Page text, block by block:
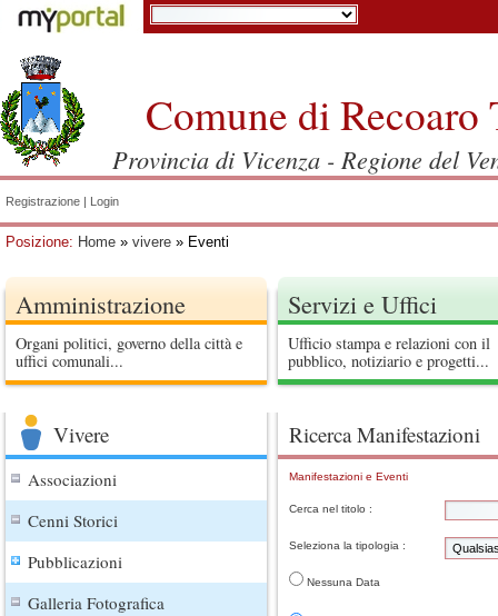
Posizione: Home » vivere » Eventi
Comune di Recoaro
Provincia di Vicenza - Regione del
Registrazione | Login
Amministrazione
Organi politici, governo della città e
uffici comunali...
Servizi e Uffici
Ufficio stampa e relazioni con il
pubblico, notiziario e progetti...
Vivere
Associazioni
Cenni Storici
Pubblicazioni
Galleria Fotografica
Ricerca Manifestazioni
Manifestazioni e Eventi
Cerca nel titolo :
Seleziona la tipologia :
Nessuna Data